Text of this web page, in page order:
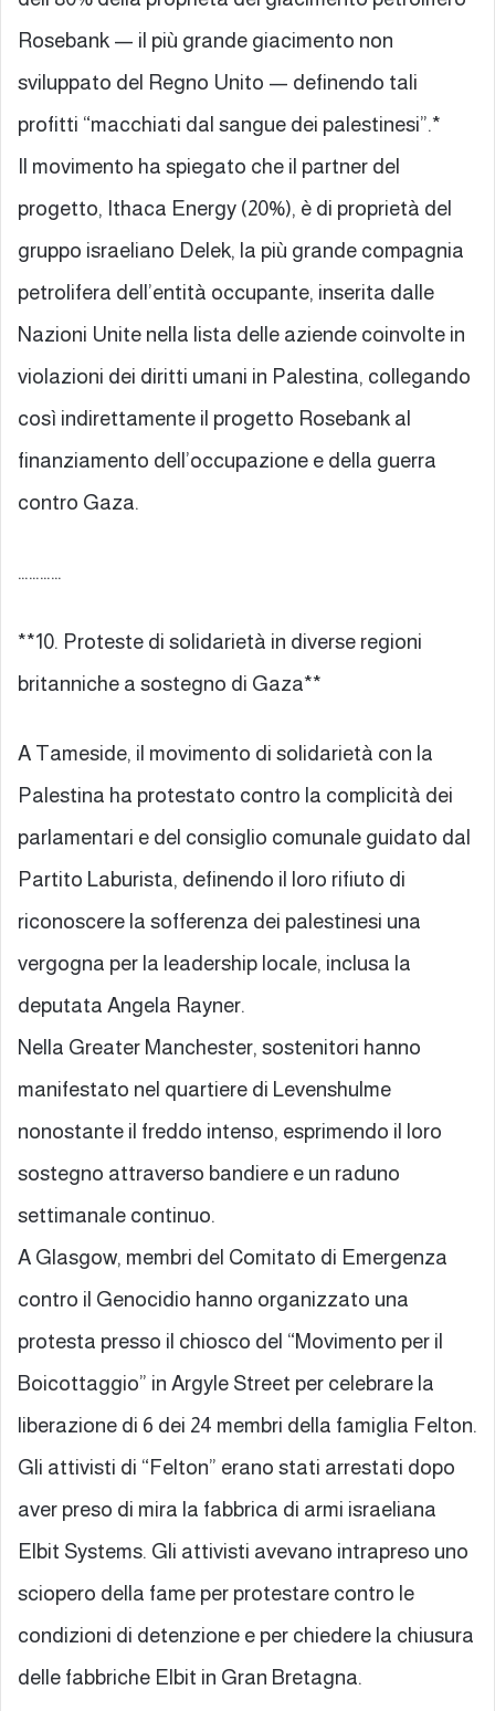
Rosebank — il più grande giacimento non
sviluppato del Regno Unito — definendo tali
profitti “macchiati dal sangue dei palestinesi”.*
Il movimento ha spiegato che il partner del
progetto, Ithaca Energy (20%), è di proprietà del
gruppo israeliano Delek, la più grande compagnia
petrolifera dell’entità occupante, inserita dalle
Nazioni Unite nella lista delle aziende coinvolte in
violazioni dei diritti umani in Palestina, collegando
così indirettamente il progetto Rosebank al
finanziamento dell’occupazione e della guerra
contro Gaza.
…………
**10. Proteste di solidarietà in diverse regioni
britanniche a sostegno di Gaza**
A Tameside, il movimento di solidarietà con la
Palestina ha protestato contro la complicità dei
parlamentari e del consiglio comunale guidato dal
Partito Laburista, definendo il loro rifiuto di
riconoscere la sofferenza dei palestinesi una
vergogna per la leadership locale, inclusa la
deputata Angela Rayner.
Nella Greater Manchester, sostenitori hanno
manifestato nel quartiere di Levenshulme
nonostante il freddo intenso, esprimendo il loro
sostegno attraverso bandiere e un raduno
settimanale continuo.
A Glasgow, membri del Comitato di Emergenza
contro il Genocidio hanno organizzato una
protesta presso il chiosco del “Movimento per il
Boicottaggio” in Argyle Street per celebrare la
liberazione di 6 dei 24 membri della famiglia Felton.
Gli attivisti di “Felton” erano stati arrestati dopo
aver preso di mira la fabbrica di armi israeliana
Elbit Systems. Gli attivisti avevano intrapreso uno
sciopero della fame per protestare contro le
condizioni di detenzione e per chiedere la chiusura
delle fabbriche Elbit in Gran Bretagna.